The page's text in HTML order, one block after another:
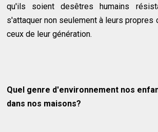
qu'ils soient desêtres humains
s'attaquer non seulement à leurs propres
ceux de leur génération.
Quel genre d'environnement nos
dans nos maisons?